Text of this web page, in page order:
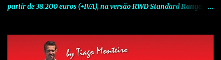
partir de 38.200 euros (+IVA), na versão RWD Standard Range.
num momento decisivo, em que a indústria automóvel evolui da
mobilidade baseada na potência para a mobilidade baseada na